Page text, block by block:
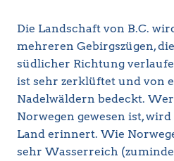
Die Landschaft von B.C.
mehreren Gebirgszügen,
südlicher Richtung
ist sehr zerklüftet und von
Nadelwäldern bedeckt.
Norwegen gewesen ist,
Land erinnert. Wie
sehr Wasserreich